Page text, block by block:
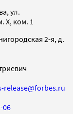
ул.
X, ком. 1
2-я, д.
release@forbes.ru
06